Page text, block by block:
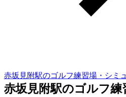
赤坂見附駅のゴルフ練習場・シミ
赤坂見附駅のゴルフ